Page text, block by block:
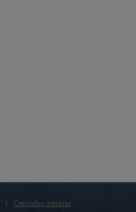
| Способы оплаты